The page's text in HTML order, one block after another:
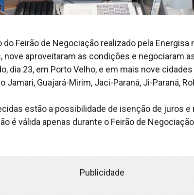
Feirão de Negociação realizado pela Energisa
nove aproveitaram as condições e negociaram
dia 23, em Porto Velho, e em mais nove
Jamari, Guajará-Mirim, Jaci-Paraná, Ji-Paraná,
estão a possibilidade de isenção de juros
é válida apenas durante o Feirão de
Publicidade